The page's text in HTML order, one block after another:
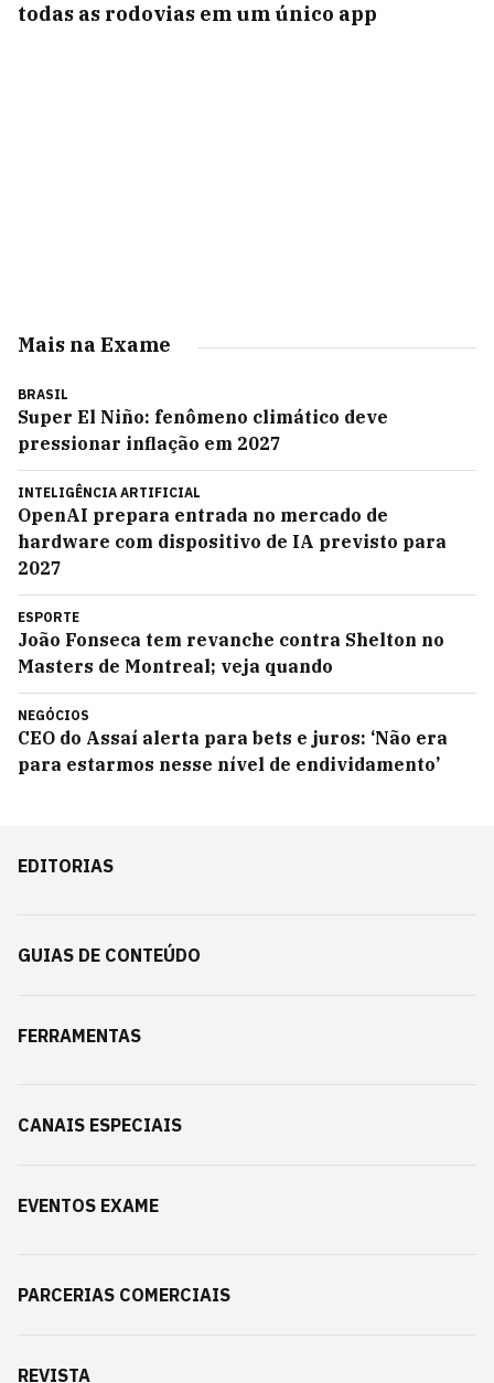
todas as rodovias em um único app
Mais na Exame
BRASIL
Super El Niño: fenômeno climático deve
pressionar inflação em 2027
INTELIGÊNCIA ARTIFICIAL
OpenAI prepara entrada no mercado de
hardware com dispositivo de IA previsto para
2027
ESPORTE
João Fonseca tem revanche contra Shelton no
Masters de Montreal; veja quando
NEGÓCIOS
CEO do Assaí alerta para bets e juros: ‘Não era
para estarmos nesse nível de endividamento’
EDITORIAS
GUIAS DE CONTEÚDO
FERRAMENTAS
CANAIS ESPECIAIS
EVENTOS EXAME
PARCERIAS COMERCIAIS
REVISTA